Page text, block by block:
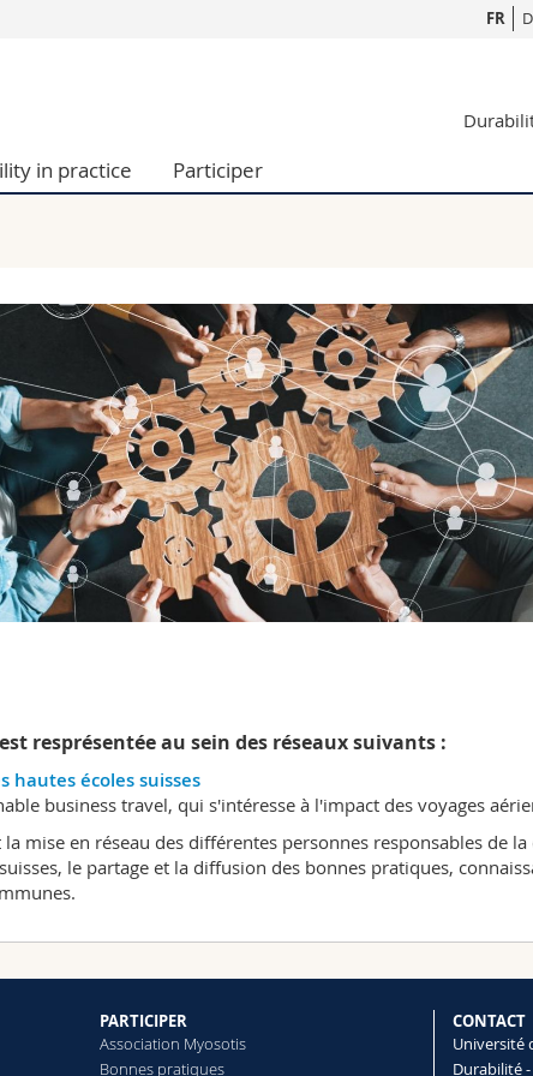
management
Médias
Chercheurs
FR
in practice Participer
resprésentée au sein des réseaux suivants :
hautes écoles suisses
business travel, qui s'intéresse à l'impact des voyages
mise en réseau des différentes personnes responsables de
le partage et la diffusion des bonnes pratiques,
PARTICIPER
Association Myosotis
Bonnes pratiques
CONTACT
Université
Durabilité